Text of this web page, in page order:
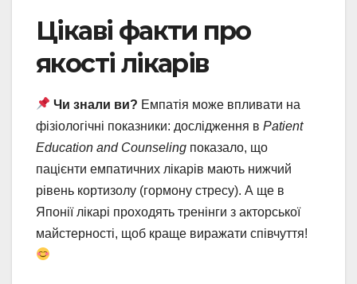
Цікаві факти про
якості лікарів
Чи знали ви? Емпатія може впливати на
фізіологічні показники: дослідження в Patient
Education and Counseling показало, що
пацієнти емпатичних лікарів мають нижчий
рівень кортизолу (гормону стресу). А ще в
Японії лікарі проходять тренінги з акторської
майстерності, щоб краще виражати співчуття!